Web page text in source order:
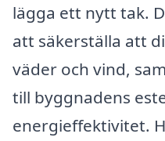
lägga ett nytt tak.
att säkerställa att
väder och vind,
till byggnadens
energieffektivitet.